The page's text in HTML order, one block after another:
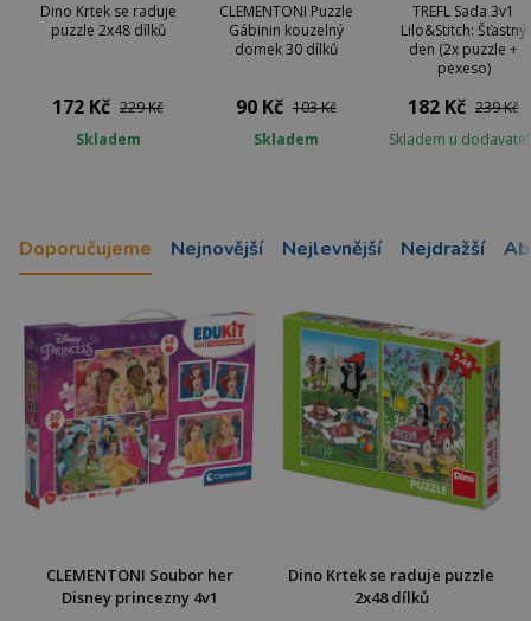
Dino Krtek se raduje
puzzle 2x48 dílků
172 Kč 229 Kč
Skladem
CLEMENTONI Puzzle
Gábinin kouzelný
domek 30 dílků
90 Kč 103 Kč
Skladem
TREFL Sada 3v1
Lilo&Stitch: Šťastný
den (2x puzzle +
pexeso)
182 Kč 239 Kč
Skladem u
Doporučujeme Nejnovější Nejlevnější Nejdražší
CLEMENTONI Soubor her
Disney princezny 4v1
Dino Krtek se raduje puzzle
2x48 dílků